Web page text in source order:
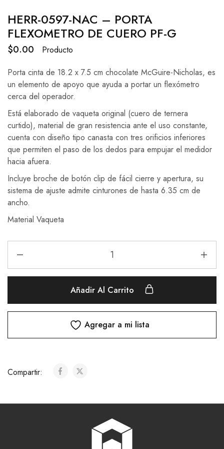
HERR-0597-NAC – PORTA
FLEXOMETRO DE CUERO PF-G
$0.00
Producto
Porta cinta de 18.2 x 7.5 cm chocolate McGuire-Nicholas, es
un elemento de apoyo que ayuda a portar un flexómetro
cerca del operador.
Está elaborado de vaqueta original (cuero de ternera
curtido), material de gran resistencia ante el uso constante,
cuenta con diseño tipo canasta con tres orificios inferiores
que permiten el paso de los dedos para empujar el medidor
hacia afuera.
Incluye broche de botón clip de fácil cierre y apertura, su
sistema de ajuste admite cinturones de hasta 6.35 cm de
ancho.
Material Vaqueta
Añadir Al Carrito
Agregar a mi lista
Compartir: